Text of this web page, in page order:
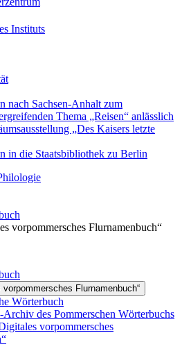
Instituts
nach Sachsen-Anhalt zum
Thema „Reisen“ anlässlich
„Des Kaisers letzte
in die Staatsbibliothek zu Berlin
vorpommersches Flurnamenbuch“
vorpommersches Flurnamenbuch“
Wörterbuch
des Pommerschen Wörterbuchs
vorpommersches